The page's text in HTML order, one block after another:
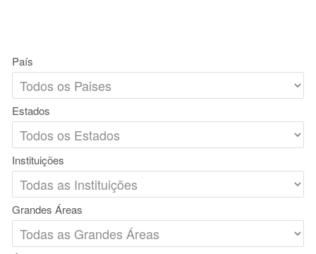
País
Estados
Instituições
Grandes Áreas